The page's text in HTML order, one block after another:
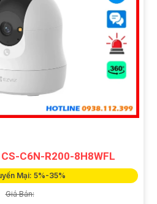
CS-C6N-R200-8H8WFL
Mại: 5%-35%
Giá Bán: